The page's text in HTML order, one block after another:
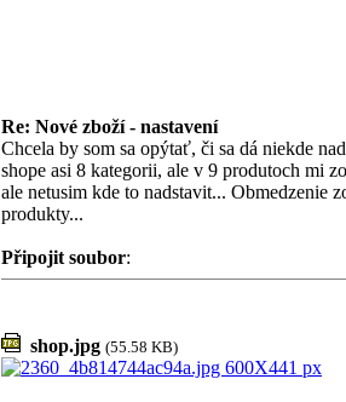
Re: Nové zboží - nastavení
Chcela by som sa opýtať, či sa dá niekde
shope asi 8 kategorii, ale v 9 produtoch mi
ale netusim kde to nadstavit... Obmedzenie
produkty...
Připojit soubor:
shop.jpg (55.58 KB)